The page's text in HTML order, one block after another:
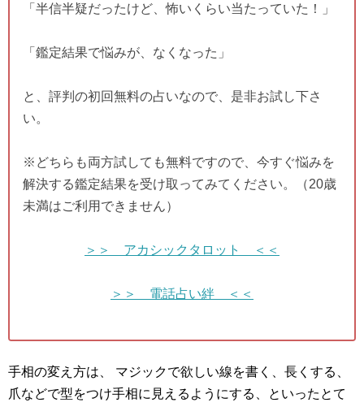
「半信半疑だったけど、怖いくらい当たっていた！」
「鑑定結果で悩みが、なくなった」
と、評判の初回無料の占いなので、是非お試し下さ
い。
※どちらも両方試しても無料ですので、今すぐ悩みを
解決する鑑定結果を受け取ってみてください。（20歳
未満はご利用できません）
＞＞ アカシックタロット ＜＜
＞＞ 電話占い絆 ＜＜
手相の変え方は、 マジックで欲しい線を書く、長くする、
爪などで型をつけ手相に見えるようにする、といったとて